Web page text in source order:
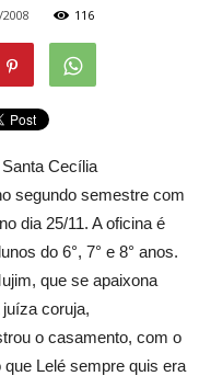
116
Cecília
segundo semestre com
dia 25/11. A oficina é
do 6°, 7° e 8° anos.
que se apaixona
coruja,
o casamento, com o
Lelé sempre quis era